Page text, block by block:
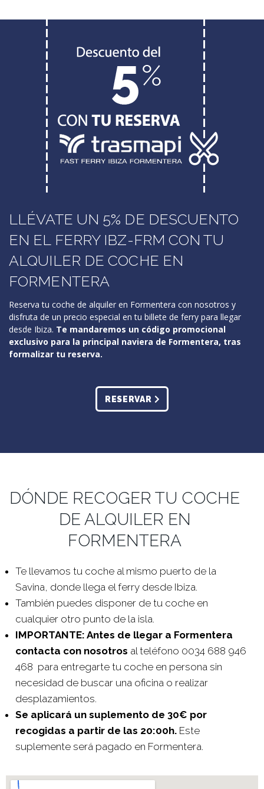
LLÉVATE UN 5% DE DESCUENTO
EN EL FERRY IBZ-FRM CON TU
ALQUILER DE COCHE EN
FORMENTERA
Reserva tu coche de alquiler en Formentera con nosotros y
disfruta de un precio especial en tu billete de ferry para llegar
desde Ibiza. Te mandaremos un código promocional
exclusivo para la principal naviera de Formentera, tras
formalizar tu reserva.
RESERVAR
DÓNDE RECOGER TU COCHE
DE ALQUILER EN
FORMENTERA
Te llevamos tu coche al mismo puerto de la
Savina, donde llega el ferry desde Ibiza.
También puedes disponer de tu coche en
cualquier otro punto de la isla.
IMPORTANTE: Antes de llegar a Formentera
contacta con nosotros al teléfono 0034 688 946
468 para entregarte tu coche en persona sin
necesidad de buscar una oficina o realizar
desplazamientos.
Se aplicará un suplemento de 30€ por
recogidas a partir de las 20:00h.Este
suplemente será pagado en Formentera.